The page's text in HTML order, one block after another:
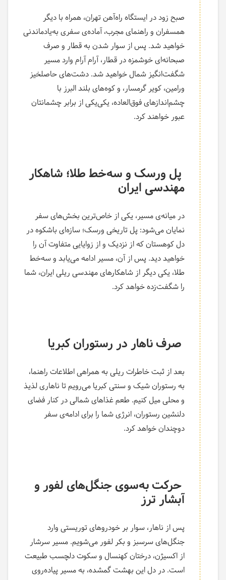
صبح زود در ایستگاه راه‌آهن تهران، همراه با دیگر
همسفران و راهنمای مجرب، آماده‌ی سفری به‌یادماندنی
خواهید شد. پس از سوار شدن به قطار و صرف
صبحانه‌ای خوشمزه در قطار، آرام آرام وارد مسیر
شگفت‌انگیز شمال خواهید شد. دشت‌های حاصلخیز
ورامین، کویر گرمسار، و کوه‌های بلند البرز با
چشم‌اندازهای فوق‌العاده، یکی‌یکی از برابر چشمانتان
عبور خواهند کرد.
پل ورسک و سه‌خط طلا؛ شاهکار
مهندسی ایران
در میانه‌ی مسیر، یکی از خاص‌ترین بخش‌های سفر
نمایان می‌شود: پل تاریخی ورسک؛ سازه‌ای باشکوه در
دل کوهستان که از نزدیک و از زوایایی متفاوت آن را
خواهید دید. پس از آن، مسیر ادامه می‌یابد و سه‌خط
طلا، یکی دیگر از شاهکارهای مهندسی ریلی ایران، شما
را شگفت‌زده خواهد کرد.
صرف ناهار در رستوران کبریا
بعد از ثبت خاطرات ریلی به همراهی اطلاعات راهنما،
به رستوران شیک و سنتی کبریا می‌رویم تا ناهاری لذیذ
و محلی میل کنیم. طعم غذاهای شمالی در کنار فضای
دلنشین رستوران، انرژی شما را برای ادامه‌ی سفر
دوچندان خواهد کرد.
حرکت به‌سوی جنگل‌های لفور و
آبشار ترز
پس از ناهار، سوار بر خودروهای توریستی وارد
جنگل‌های سرسبز و بکر لفور می‌شویم. مسیر سرشار
از اکسیژن، درختان کهنسال و سکوت دلچسب طبیعت
است. در دل این بهشت گمشده، به مسیر پیاده‌روی